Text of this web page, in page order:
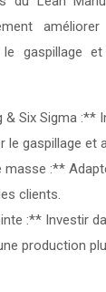
gaspillage
Six Sigma :**
le gaspillage et
:**
clients.
:** Investir
production